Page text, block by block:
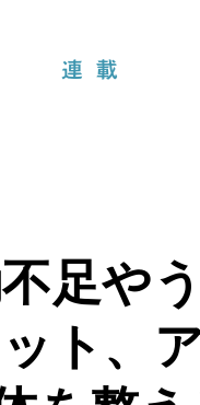
足や
ト、